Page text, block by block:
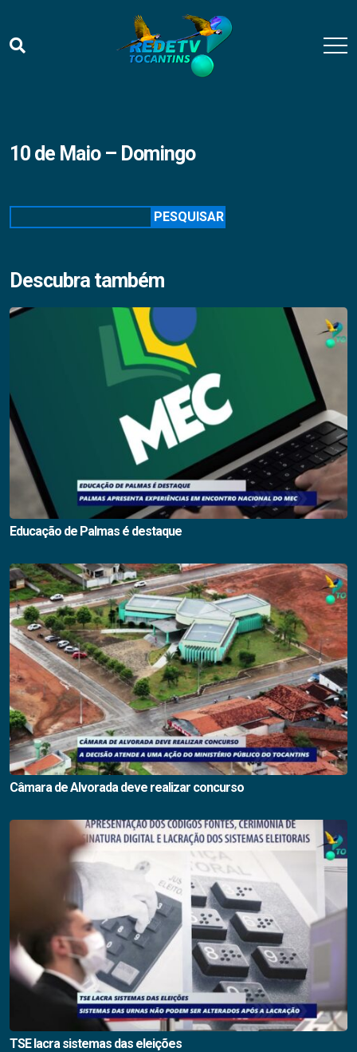
10 de Maio – Domingo
PESQUISAR
Descubra também
Educação de Palmas é destaque
Câmara de Alvorada deve realizar concurso
TSE lacra sistemas das eleições